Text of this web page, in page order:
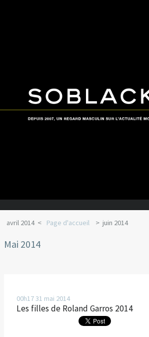
avril 2014 Page d'accueil juin 2014
Mai 2014
00h1731 mai 2014
Les filles de Roland Garros 2014